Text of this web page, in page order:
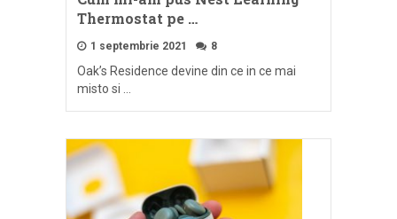
Thermostat pe …
1 septembrie 2021 8
Oak’s Residence devine din ce in ce mai
misto si …